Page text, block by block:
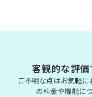
客観的な評
ご不明な点はお気軽
の料金や機能に